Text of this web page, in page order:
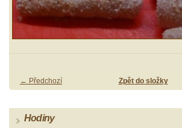
← Předchozí Zpět do složky
Hodiny